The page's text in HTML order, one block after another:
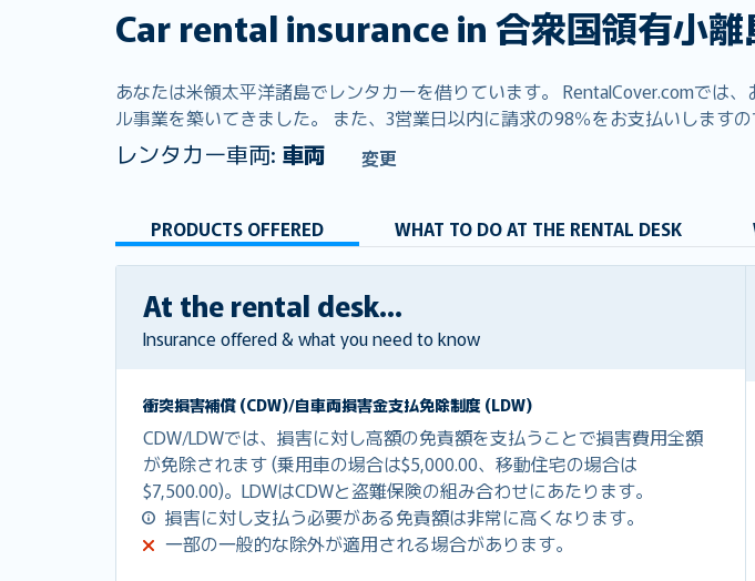
Car rental insurance in合衆国領有小離
あなたは米領太平洋諸島でレンタカーを借りています。 RentalCover.comでは
ル事業を築いてきました。 また、3営業日以内に請求の98％をお支払いします
レンタカー車両: 車両 変更
PRODUCTS OFFERED WHAT TO DO AT THE RENTAL DESK
At the rental desk...
Insurance offered & what you need to know
衝突損害補償 (CDW)/自車両損害金支払免除制度 (LDW)
CDW/LDWでは、損害に対し高額の免責額を支払うことで損害費用全額
が免除されます (乗用車の場合は$5,000.00、移動住宅の場合は
$7,500.00)。LDWはCDWと盗難保険の組み合わせにあたります。
損害に対し支払う必要がある免責額は非常に高くなります。
一部の一般的な除外が適用される場合があります。